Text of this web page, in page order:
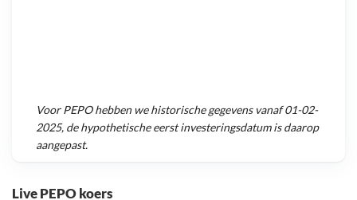
Live PEPO koers
VoorPEPOhebben we historische gegevens vanaf01-02-
2025, de hypothetische eerst investeringsdatum is daarop
aangepast.